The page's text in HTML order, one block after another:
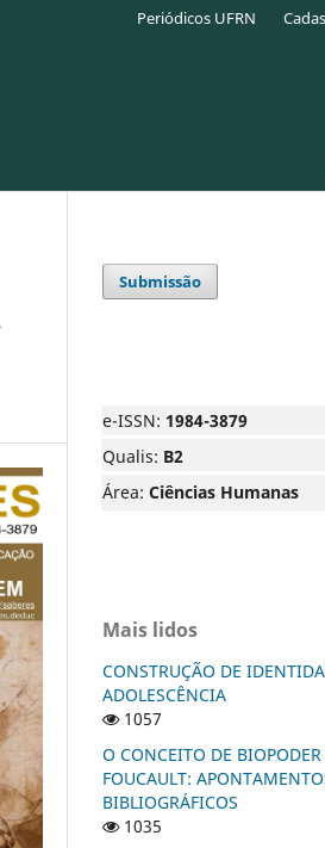
Periódicos UFRN
Submissão
e-ISSN: 1984-3879
Qualis: B2
Área: Ciências Humanas
Mais lidos
CONSTRUÇÃO DE
ADOLESCÊNCIA
1057
O CONCEITO DE
FOUCAULT:
BIBLIOGRÁFICOS
1035